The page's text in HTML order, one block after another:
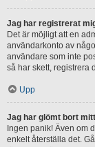
Jag har registrerat
Det är möjligt att en
användarkonto av
användare som inte
så har skett, registrera
Upp
Jag har glömt bort
Ingen panik! Även om
enkelt återställa det.